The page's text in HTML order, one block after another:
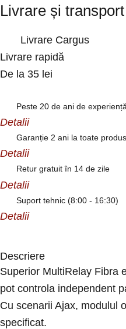
Livrare și transport
Livrare Cargus
Livrare rapidă
De la 35 lei
Peste 20 de ani de experiență
Detalii
Garanție 2 ani la toate
Detalii
Retur gratuit în 14 de zile
Detalii
Suport tehnic (8:00 - 16:30)
Detalii
Descriere
Superior MultiRelay Fibra
pot controla independent
Cu scenarii Ajax, modulul
specificat.